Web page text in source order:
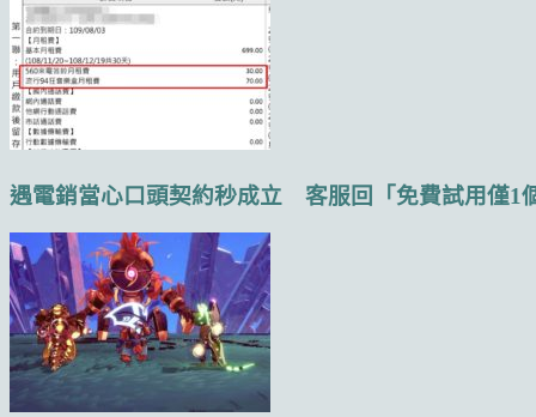
遇電銷當心口頭契約秒成立 客服回「免費試用僅1